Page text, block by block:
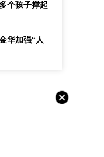
个孩子撑起
华加强“人